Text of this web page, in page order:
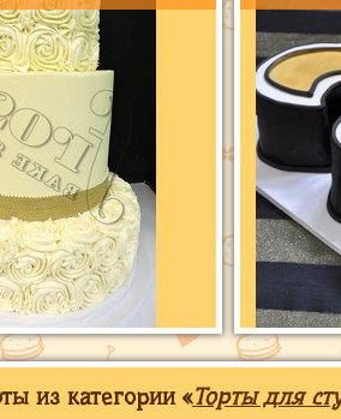
из категории «Торты для